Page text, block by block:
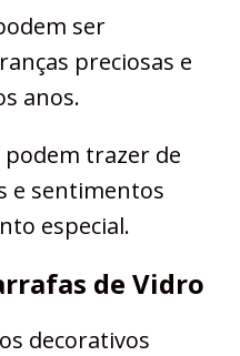
ser
preciosas e
anos.
podem trazer de
e sentimentos
especial.
de Vidro
decorativos